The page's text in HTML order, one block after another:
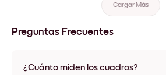
Cargar Más
Preguntas Frecuentes
¿Cuánto miden los cuadros?